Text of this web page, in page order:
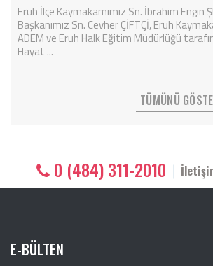
Eruh İlçe Kaymakamımız Sn. İbrahim Engin
Başkanımız Sn. Cevher ÇİFTÇİ, Eruh
ADEM ve Eruh Halk Eğitim Müdürlüğü
Hayat ...
TÜMÜNÜ
0 (484) 311-2010
E-BÜLTEN